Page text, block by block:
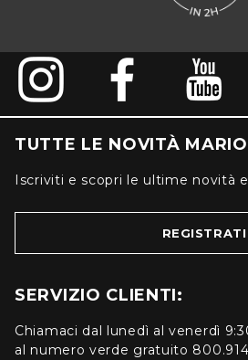
TUTTE LE NOVITÀ
Iscriviti e scopri le ultime novità
REGISTRATI
SERVIZIO CLIENTI:
Chiamaci dal lunedì al venerdì
al numero verde gratuito